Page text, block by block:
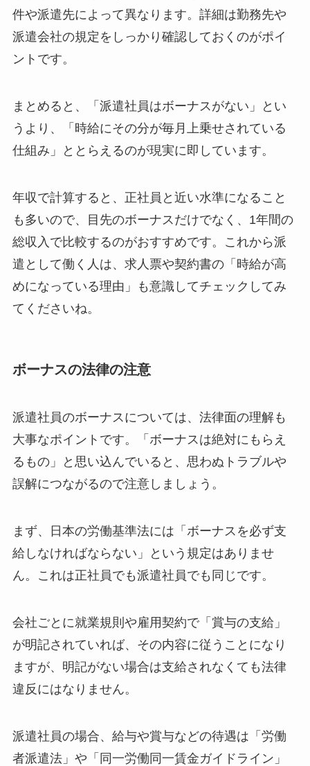
件や派遣先によって異なります。詳細は勤務先や
派遣会社の規定をしっかり確認しておくのがポイ
ントです。
まとめると、「派遣社員はボーナスがない」とい
うより、「時給にその分が毎月上乗せされている
仕組み」ととらえるのが現実に即しています。
年収で計算すると、正社員と近い水準になること
も多いので、目先のボーナスだけでなく、1年間の
総収入で比較するのがおすすめです。これから派
遣として働く人は、求人票や契約書の「時給が高
めになっている理由」も意識してチェックしてみ
てくださいね。
ボーナスの法律の注意
派遣社員のボーナスについては、法律面の理解も
大事なポイントです。「ボーナスは絶対にもらえ
るもの」と思い込んでいると、思わぬトラブルや
誤解につながるので注意しましょう。
まず、日本の労働基準法には「ボーナスを必ず支
給しなければならない」という規定はありませ
ん。これは正社員でも派遣社員でも同じです。
会社ごとに就業規則や雇用契約で「賞与の支給」
が明記されていれば、その内容に従うことになり
ますが、明記がない場合は支給されなくても法律
違反にはなりません。
派遣社員の場合、給与や賞与などの待遇は「労働
者派遣法」や「同一労働同一賃金ガイドライン」